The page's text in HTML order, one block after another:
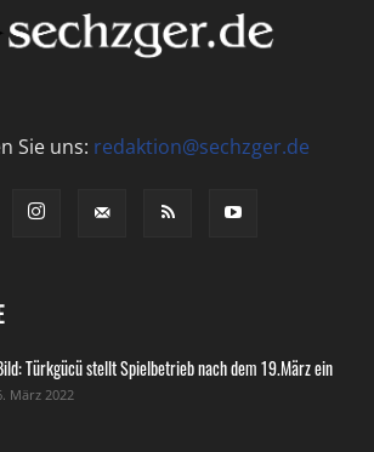
Sie uns: redaktion@sechzger.de
Türkgücü stellt Spielbetrieb nach dem 19.März ein
März 2022